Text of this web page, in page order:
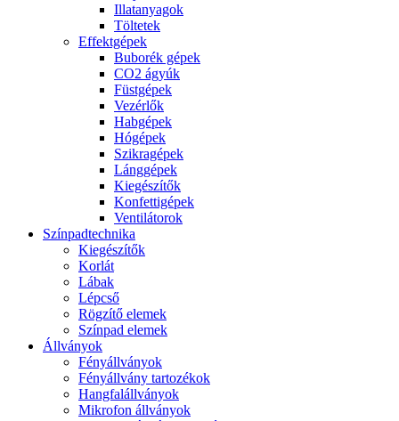
Illatanyagok
Töltetek
Effektgépek
Buborék gépek
CO2 ágyúk
Füstgépek
Vezérlők
Habgépek
Hógépek
Szikragépek
Lánggépek
Kiegészítők
Konfettigépek
Ventilátorok
Színpadtechnika
Kiegészítők
Korlát
Lábak
Lépcső
Rögzítő elemek
Színpad elemek
Állványok
Fényállványok
Fényállvány tartozékok
Hangfalállványok
Mikrofon állványok